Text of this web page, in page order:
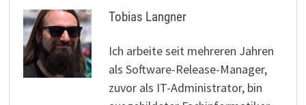
Tobias Langner
Ich arbeite seit mehreren Jahren
als Software-Release-Manager,
zuvor als IT-Administrator, bin